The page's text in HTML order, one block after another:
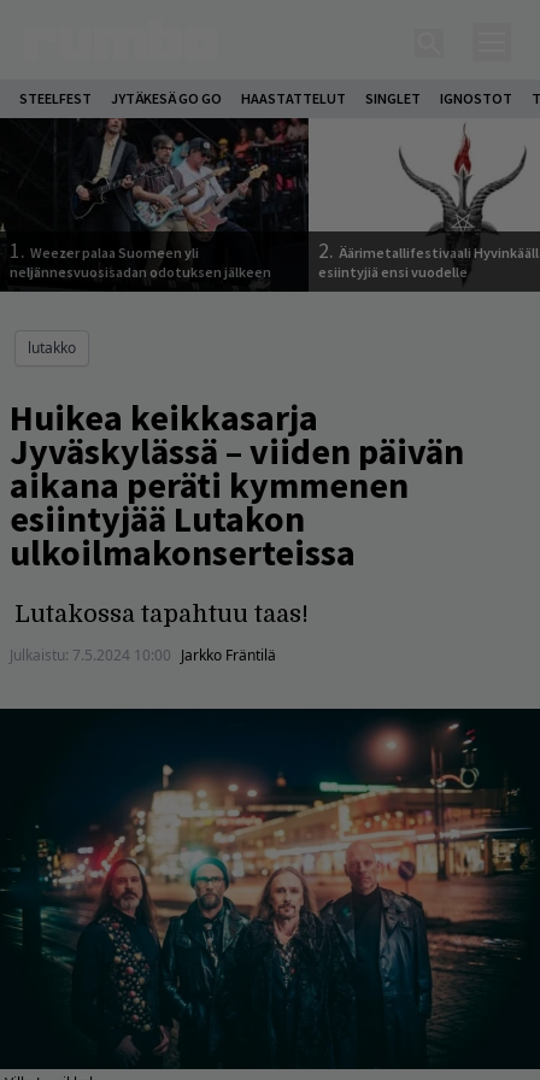
STEELFEST JYTÄKESÄ GO GO HAASTATTELUT SINGLET IGNOSTOT
1. Weezer palaa Suomeen yli
neljännesvuosisadan odotuksen jälkeen
2. Äärimetallifestivaali
esiintyjiä ensi vuodelle
lutakko
Huikea keikkasarja
Jyväskylässä – viiden päivän
aikana peräti kymmenen
esiintyjää Lutakon
ulkoilmakonserteissa
Lutakossa tapahtuu taas!
Julkaistu: 7.5.2024 10:00 Jarkko Fräntilä